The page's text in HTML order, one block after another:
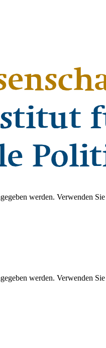
werden. Verwenden
werden. Verwenden